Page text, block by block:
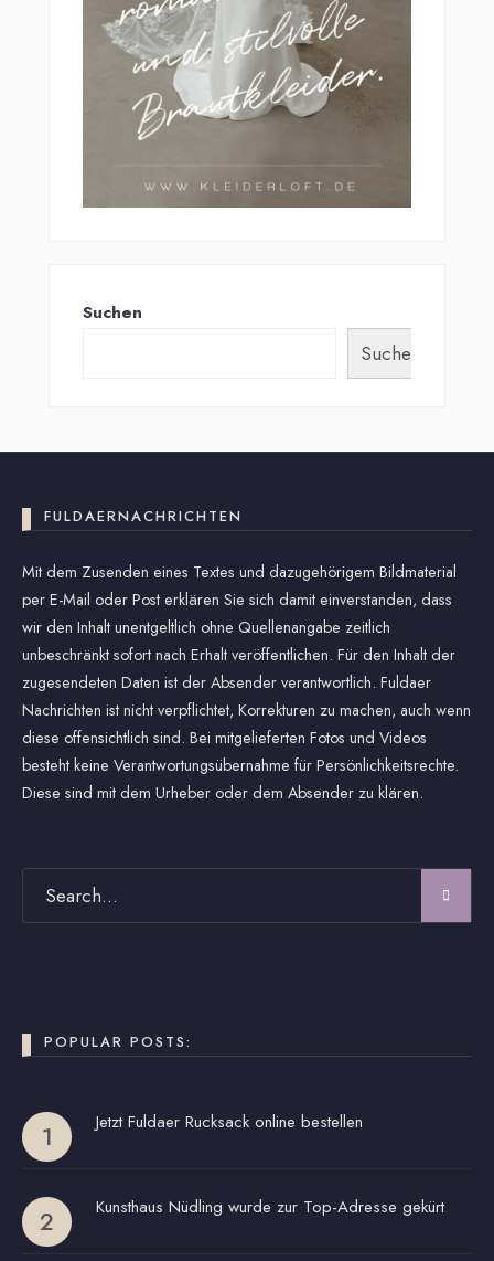
Suchen
Suchen
FULDAERNACHRICHTEN
Mit dem Zusenden eines Textes und dazugehörigem Bildmaterial
per E-Mail oder Post erklären Sie sich damit einverstanden, dass
wir den Inhalt unentgeltlich ohne Quellenangabe zeitlich
unbeschränkt sofort nach Erhalt veröffentlichen. Für den Inhalt der
zugesendeten Daten ist der Absender verantwortlich. Fuldaer
Nachrichten ist nicht verpflichtet, Korrekturen zu machen, auch wenn
diese offensichtlich sind. Bei mitgelieferten Fotos und Videos
besteht keine Verantwortungsübernahme für Persönlichkeitsrechte.
Diese sind mit dem Urheber oder dem Absender zu klären.
POPULAR POSTS:
Jetzt Fuldaer Rucksack online bestellen
Kunsthaus Nüdling wurde zur Top-Adresse gekürt